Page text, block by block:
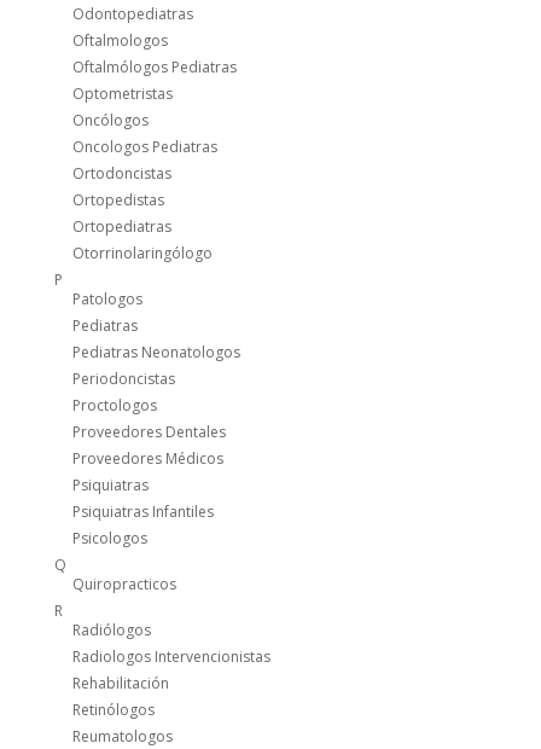
Odontopediatras
Oftalmologos
Oftalmólogos Pediatras
Optometristas
Oncólogos
Oncologos Pediatras
Ortodoncistas
Ortopedistas
Ortopediatras
Otorrinolaringólogo
P
Patologos
Pediatras
Pediatras Neonatologos
Periodoncistas
Proctologos
Proveedores Dentales
Proveedores Médicos
Psiquiatras
Psiquiatras Infantiles
Psicologos
Q
Quiropracticos
R
Radiólogos
Radiologos Intervencionistas
Rehabilitación
Retinólogos
Reumatologos